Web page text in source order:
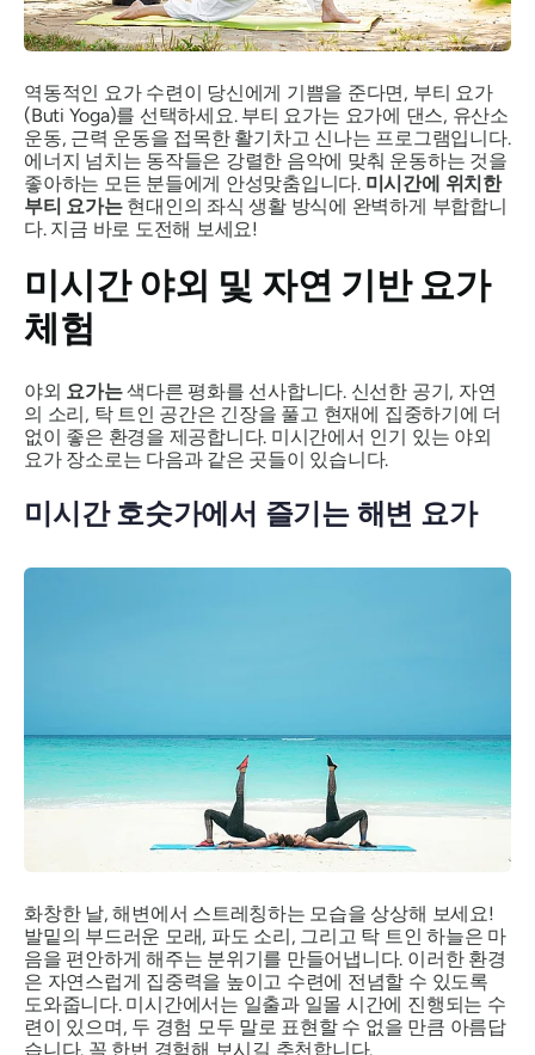
역동적인 요가 수련이 당신에게 기쁨을 준다면, 부티 요가
(Buti Yoga)를 선택하세요. 부티 요가는 요가에 댄스, 유산소
운동, 근력 운동을 접목한 활기차고 신나는 프로그램입니다.
에너지 넘치는 동작들은 강렬한 음악에 맞춰 운동하는 것을
좋아하는 모든 분들에게 안성맞춤입니다. 미시간에 위치한
부티 요가는현대인의 좌식 생활 방식에 완벽하게 부합합니
다. 지금 바로 도전해 보세요!
미시간 야외 및 자연 기반 요가
체험
야외 요가는색다른 평화를 선사합니다. 신선한 공기, 자연
의 소리, 탁 트인 공간은 긴장을 풀고 현재에 집중하기에 더
없이 좋은 환경을 제공합니다. 미시간에서 인기 있는 야외
요가 장소로는 다음과 같은 곳들이 있습니다.
미시간 호숫가에서 즐기는 해변 요가
화창한 날, 해변에서 스트레칭하는 모습을 상상해 보세요!
발밑의 부드러운 모래, 파도 소리, 그리고 탁 트인 하늘은 마
음을 편안하게 해주는 분위기를 만들어냅니다. 이러한 환경
은 자연스럽게 집중력을 높이고 수련에 전념할 수 있도록
도와줍니다. 미시간에서는 일출과 일몰 시간에 진행되는 수
련이 있으며, 두 경험 모두 말로 표현할 수 없을 만큼 아름답
습니다. 꼭 한번 경험해 보시길 추천합니다.